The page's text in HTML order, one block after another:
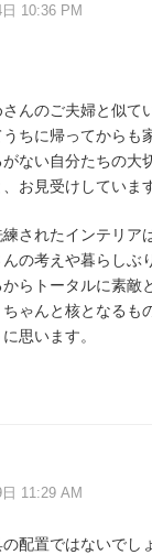
10:36 PM
んのご夫婦と似て
ちに帰ってからも
ない自分たちの大
お見受けしていま
されたインテリア
の考えや暮らしぶ
らトータルに素敵
ゃんと核となるも
思います。
11:29 AM
配置ではないでし